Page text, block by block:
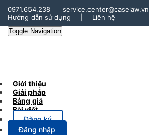
0971.654.238
service.center@caselaw.vn
Hướng dẫn sử dụng
Liên hệ
Toggle Navigation
Giới thiệu
Giải pháp
Bảng giá
Bài viết
Đăng ký
Đăng nhập